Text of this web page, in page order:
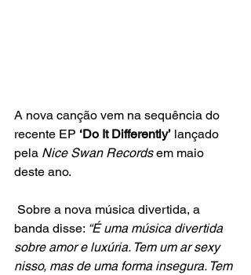
A nova canção vem na sequência do
recente EP ‘Do It Differently’ lançado
pela Nice Swan Records em maio
deste ano.
banda disse: “É uma música divertida
sobre amor e luxúria. Tem um ar sexy
nisso, mas de uma forma insegura. Tem